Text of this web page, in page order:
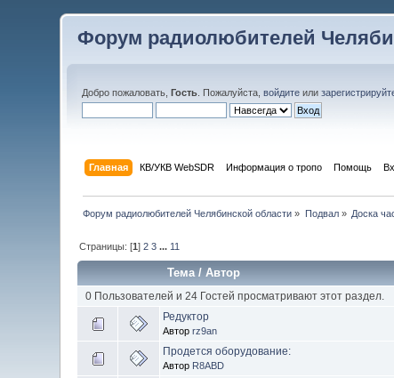
Форум радиолюбителей
Добро пожаловать,Гость . Пожалуйста,войдите или
Главная КВ/УКВ WebSDR Информация о тропо Помощь
Форум радиолюбителей Челябинской области » Подвал» Доска
Страницы: [1]2 3 ... 11
Тема/Автор
0 Пользователей и 24 Гостей просматривают этот раздел.
Редуктор
Авторrz9an
Продется оборудование:
Автор R8ABD